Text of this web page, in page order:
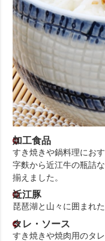
加工食品
すき焼きや鍋料理にお
字麩から近江牛の瓶詰
揃えました。
近江豚
琵琶湖と山々に囲まれ
タレ・ソース
すき焼きや焼肉用のタ